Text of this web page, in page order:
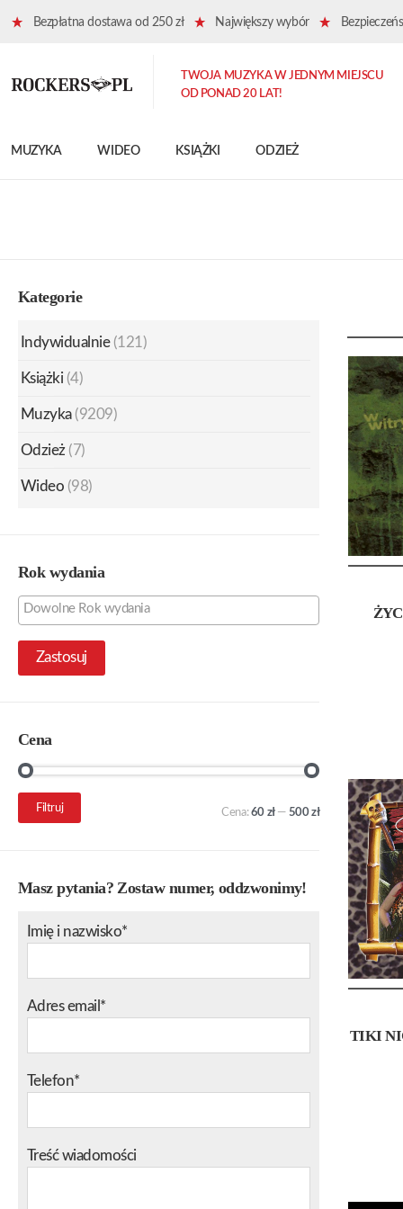
Bezpłatna dostawa od 250 zł Największy wybór
MUZYKA WIDEO KSIĄŻKI ODZIEŻ
TWOJA MUZYKA W JEDNYM MIEJSCU
OD PONAD 20 LAT!
TIKI
Kategorie
Indywidualnie (121)
Książki (4)
Muzyka (9209)
Odzież (7)
Wideo (98)
Rok wydania
Zastosuj
Cena
Cena
min.
Cena
maks.
Filtruj Cena:60 zł— 500 zł
Masz pytania? Zostaw numer, oddzwonimy!
Imię i nazwisko*
Adres email*
Telefon*
Treść wiadomości